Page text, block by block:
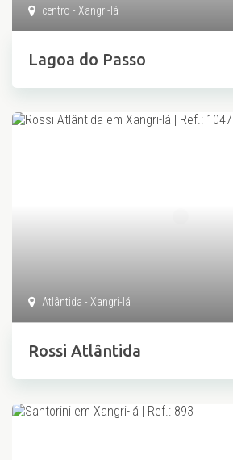
centro - Xangri-lá
Lagoa do Passo
Atlântida - Xangri-lá
Rossi Atlântida